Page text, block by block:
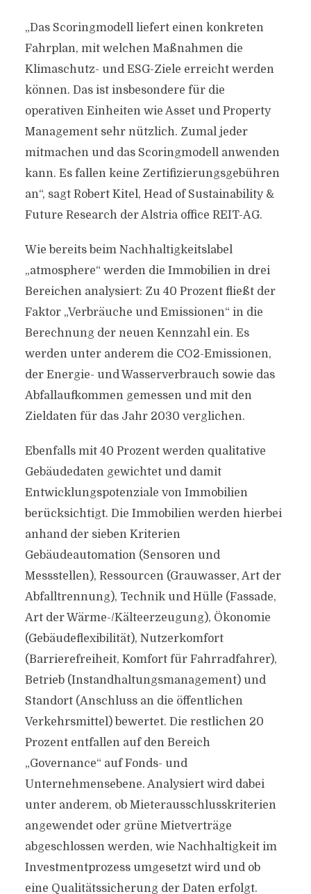
„Das Scoringmodell liefert einen konkreten
Fahrplan, mit welchen Maßnahmen die
Klimaschutz- und ESG-Ziele erreicht werden
können. Das ist insbesondere für die
operativen Einheiten wie Asset und Property
Management sehr nützlich. Zumal jeder
mitmachen und das Scoringmodell anwenden
kann. Es fallen keine Zertifizierungsgebühren
an“, sagt Robert Kitel, Head of Sustainability &
Future Research der Alstria office REIT-AG.
Wie bereits beim Nachhaltigkeitslabel
„atmosphere“ werden die Immobilien in drei
Bereichen analysiert: Zu 40 Prozent fließt der
Faktor „Verbräuche und Emissionen“ in die
Berechnung der neuen Kennzahl ein. Es
werden unter anderem die CO2-Emissionen,
der Energie- und Wasserverbrauch sowie das
Abfallaufkommen gemessen und mit den
Zieldaten für das Jahr 2030 verglichen.
Ebenfalls mit 40 Prozent werden qualitative
Gebäudedaten gewichtet und damit
Entwicklungspotenziale von Immobilien
berücksichtigt. Die Immobilien werden hierbei
anhand der sieben Kriterien
Gebäudeautomation (Sensoren und
Messstellen), Ressourcen (Grauwasser, Art der
Abfalltrennung), Technik und Hülle (Fassade,
Art der Wärme-/Kälteerzeugung), Ökonomie
(Gebäudeflexibilität), Nutzerkomfort
(Barrierefreiheit, Komfort für Fahrradfahrer),
Betrieb (Instandhaltungsmanagement) und
Standort (Anschluss an die öffentlichen
Verkehrsmittel) bewertet. Die restlichen 20
Prozent entfallen auf den Bereich
„Governance“ auf Fonds- und
Unternehmensebene. Analysiert wird dabei
unter anderem, ob Mieterausschlusskriterien
angewendet oder grüne Mietverträge
abgeschlossen werden, wie Nachhaltigkeit im
Investmentprozess umgesetzt wird und ob
eine Qualitätssicherung der Daten erfolgt.